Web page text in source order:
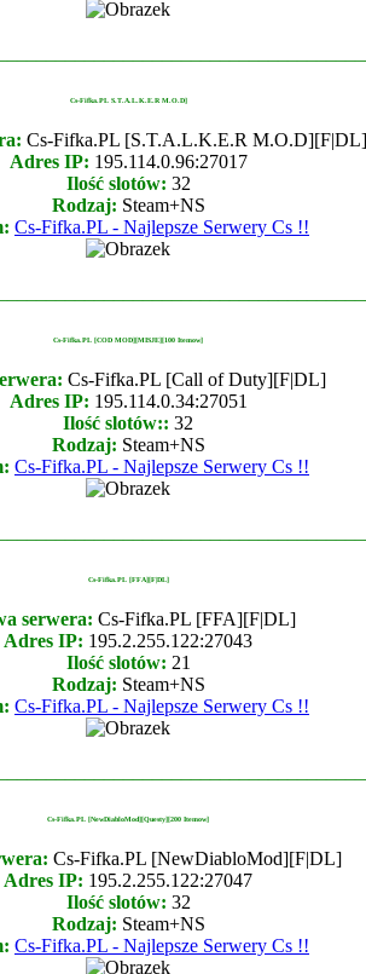
Cs-Fifka.PL S.T.A.L.K.E.R M.O.D]
Cs-Fifka.PL [S.T.A.L.K.E.R M.O.D][F|DL]
Adres IP: 195.114.0.96:27017
Ilość slotów: 32
Rodzaj: Steam+NS
Cs-Fifka.PL - Najlepsze Serwery Cs !!
Cs-Fifka.PL [COD MOD][MISJE][100 Itemow]
Cs-Fifka.PL [Call of Duty][F|DL]
Adres IP: 195.114.0.34:27051
Ilość slotów:: 32
Rodzaj: Steam+NS
Cs-Fifka.PL - Najlepsze Serwery Cs !!
Cs-Fifka.PL [FFA][F|DL]
serwera: Cs-Fifka.PL [FFA][F|DL]
Adres IP: 195.2.255.122:27043
Ilość slotów: 21
Rodzaj: Steam+NS
Cs-Fifka.PL - Najlepsze Serwery Cs !!
Cs-Fifka.PL [NewDiabloMod][Questy][200 Itemow]
Cs-Fifka.PL [NewDiabloMod][F|DL]
Adres IP: 195.2.255.122:27047
Ilość slotów: 32
Rodzaj: Steam+NS
Cs-Fifka.PL - Najlepsze Serwery Cs !!